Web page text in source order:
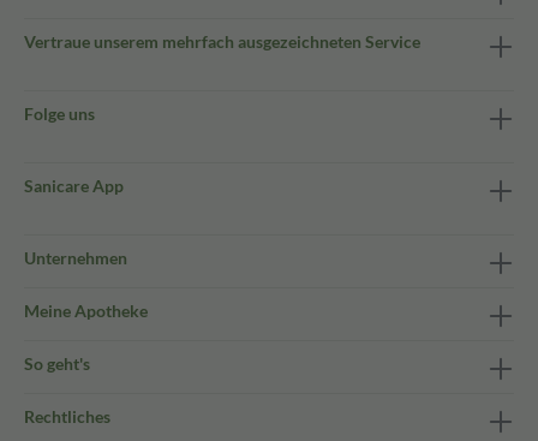
Vertraue unserem mehrfach ausgezeichneten Service
Folge uns
Sanicare App
Unternehmen
Meine Apotheke
So geht's
Rechtliches